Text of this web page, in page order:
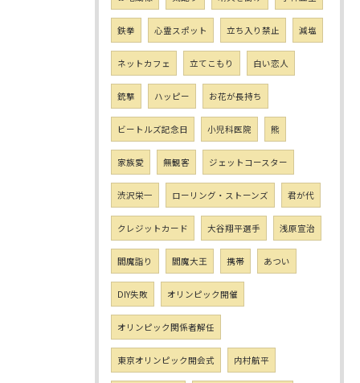
鉄拳 心霊スポット 立ち入り禁止 減塩
ネットカフェ 立てこもり 白い恋人
銃撃 ハッピー お花が長持ち
ビートルズ記念日 小児科医院 熊
家族愛 無観客 ジェットコースター
渋沢栄一 ローリング・ストーンズ 君が代
クレジットカード 大谷翔平選手 浅原宣治
閻魔詣り 閻魔大王 携帯 あつい
DIY失敗 オリンピック開催
オリンピック関係者解任
東京オリンピック開会式 内村航平